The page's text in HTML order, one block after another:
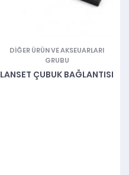
DIĞER ÜRÜN VE AKSEUARLARI
GRUBU
LANSET ÇUBUK BAĞLANTISI